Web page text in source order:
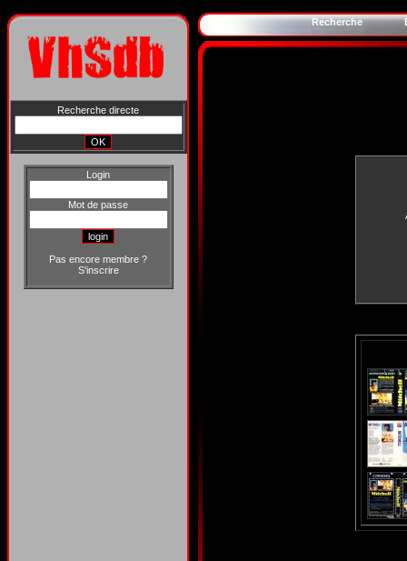
Recherche directe
Login
Mot de passe
Pas encore membre ?
S'inscrire
Recherche